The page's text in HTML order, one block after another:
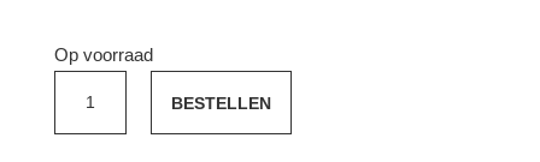
Op voorraad
Barsol
BESTELLEN